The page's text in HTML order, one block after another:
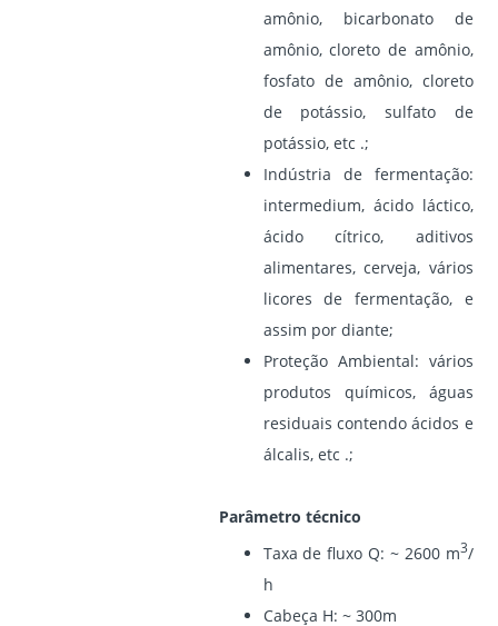
amônio, bicarbonato de
amônio, cloreto de amônio,
fosfato de amônio, cloreto
de potássio, sulfato de
potássio, etc .;
Indústria de fermentação:
intermedium, ácido láctico,
ácido cítrico, aditivos
alimentares, cerveja, vários
licores de fermentação, e
assim por diante;
Proteção Ambiental: vários
produtos químicos, águas
residuais contendo ácidos e
álcalis, etc .;
Parâmetro técnico
Taxa de fluxo Q: ~ 2600 m3/
h
Cabeça H: ~ 300m